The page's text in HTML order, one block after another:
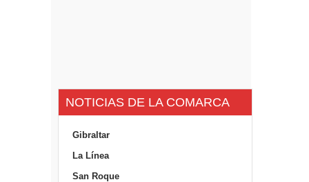
NOTICIAS DE LA COMARCA
Gibraltar
La Línea
San Roque